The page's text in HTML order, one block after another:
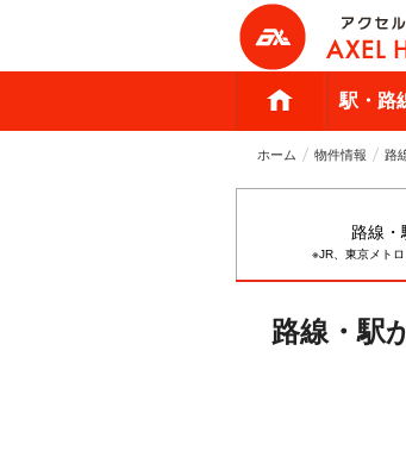
駅・路
ホーム 物件情報 路
路線・
※JR、東京メト
路線・駅